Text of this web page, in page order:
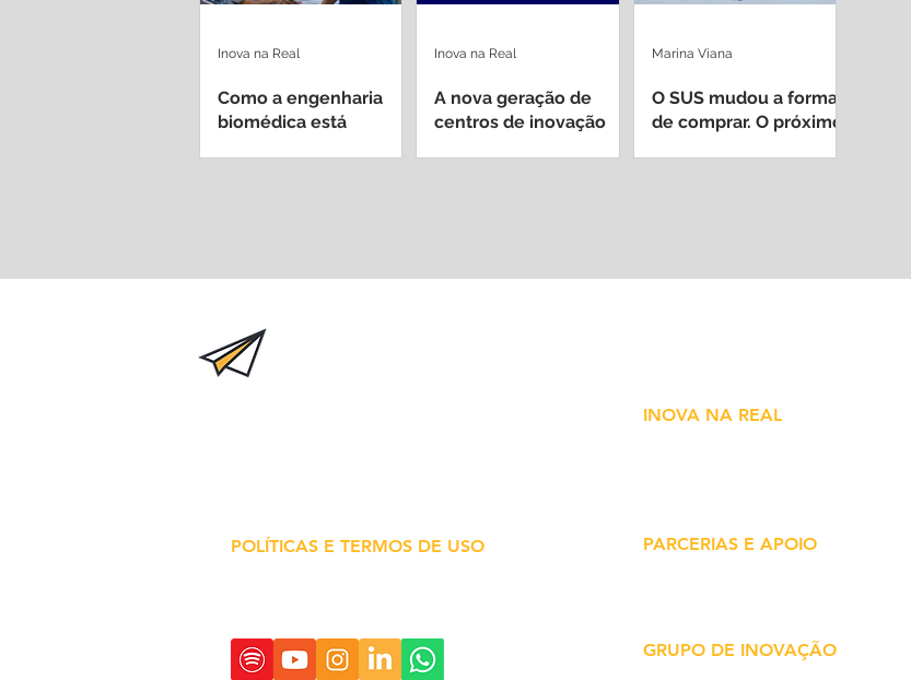
Como a engenharia
biomédica está
Inova na Real
A nova geração de
centros de inovação
Inova na Real
O SUS mudou a forma
de comprar. O próximo
Marina Viana
POLÍTICAS E TERMOS DE USO
INOVA NA REAL
PARCERIAS E APOIO
GRUPO DE INOVAÇÃO